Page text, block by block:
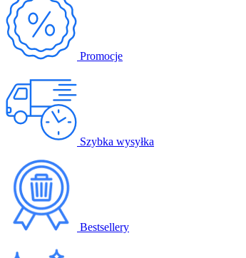
Promocje
Szybka wysyłka
Bestsellery